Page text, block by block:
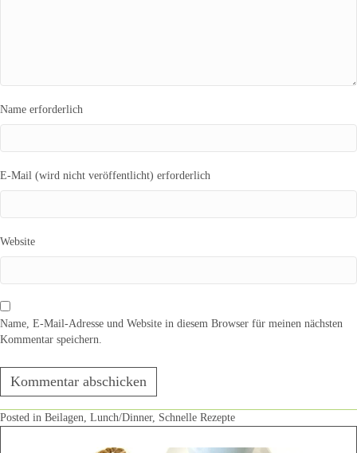
Name erforderlich
E-Mail (wird nicht veröffentlicht) erforderlich
Website
Name, E-Mail-Adresse und Website in diesem Browser für meinen nächsten
Kommentar speichern.
Posted in Beilagen Lunch/Dinner, Schnelle Rezepte